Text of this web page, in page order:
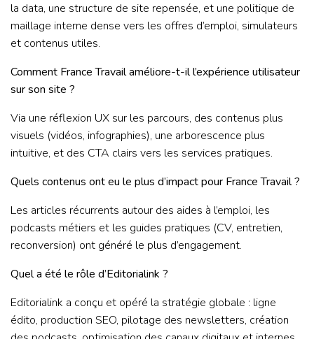
la data, une structure de site repensée, et une politique de
maillage interne dense vers les offres d’emploi, simulateurs
et contenus utiles.
Comment France Travail améliore-t-il l’expérience utilisateur
sur son site ?
Via une réflexion UX sur les parcours, des contenus plus
visuels (vidéos, infographies), une arborescence plus
intuitive, et des CTA clairs vers les services pratiques.
Quels contenus ont eu le plus d’impact pour France Travail ?
Les articles récurrents autour des aides à l’emploi, les
podcasts métiers et les guides pratiques (CV, entretien,
reconversion) ont généré le plus d’engagement.
Quel a été le rôle d’Editorialink ?
Editorialink a conçu et opéré la stratégie globale : ligne
édito, production SEO, pilotage des newsletters, création